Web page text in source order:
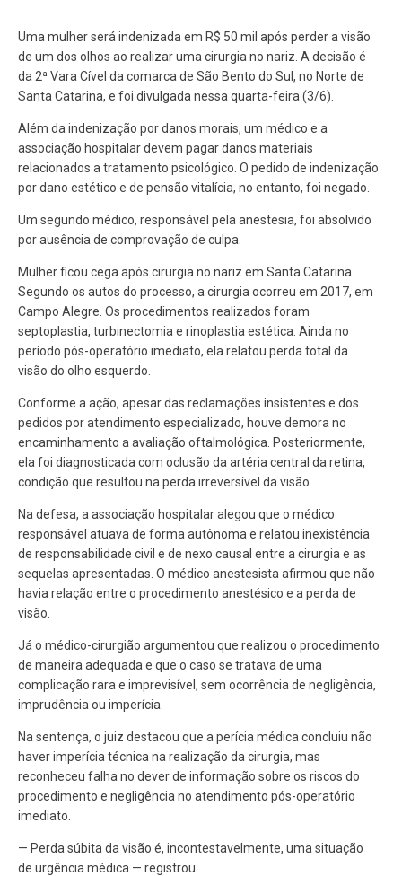
Uma mulher será indenizada em R$ 50 mil após perder a visão
de um dos olhos ao realizar uma cirurgia no nariz. A decisão é
da 2ª Vara Cível da comarca de São Bento do Sul, no Norte de
Santa Catarina, e foi divulgada nessa quarta-feira (3/6).
Além da indenização por danos morais, um médico e a
associação hospitalar devem pagar danos materiais
relacionados a tratamento psicológico. O pedido de indenização
por dano estético e de pensão vitalícia, no entanto, foi negado.
Um segundo médico, responsável pela anestesia, foi absolvido
por ausência de comprovação de culpa.
Mulher ficou cega após cirurgia no nariz em Santa Catarina
Segundo os autos do processo, a cirurgia ocorreu em 2017, em
Campo Alegre. Os procedimentos realizados foram
septoplastia, turbinectomia e rinoplastia estética. Ainda no
período pós-operatório imediato, ela relatou perda total da
visão do olho esquerdo.
Conforme a ação, apesar das reclamações insistentes e dos
pedidos por atendimento especializado, houve demora no
encaminhamento a avaliação oftalmológica. Posteriormente,
ela foi diagnosticada com oclusão da artéria central da retina,
condição que resultou na perda irreversível da visão.
Na defesa, a associação hospitalar alegou que o médico
responsável atuava de forma autônoma e relatou inexistência
de responsabilidade civil e de nexo causal entre a cirurgia e as
sequelas apresentadas. O médico anestesista afirmou que não
havia relação entre o procedimento anestésico e a perda de
visão.
Já o médico-cirurgião argumentou que realizou o procedimento
de maneira adequada e que o caso se tratava de uma
complicação rara e imprevisível, sem ocorrência de negligência,
imprudência ou imperícia.
Na sentença, o juiz destacou que a perícia médica concluiu não
haver imperícia técnica na realização da cirurgia, mas
reconheceu falha no dever de informação sobre os riscos do
procedimento e negligência no atendimento pós-operatório
imediato.
— Perda súbita da visão é, incontestavelmente, uma situação
de urgência médica — registrou.